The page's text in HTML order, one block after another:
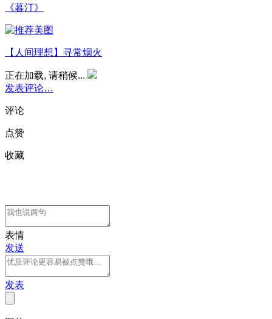
《暮汀》
【人间理想】寻常烟火
正在加载, 请稍候...
发表评论…
评论
点赞
收藏
表情
发送
发表